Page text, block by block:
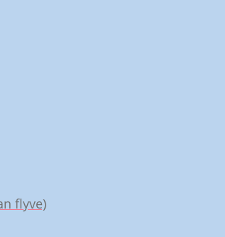
flyve)